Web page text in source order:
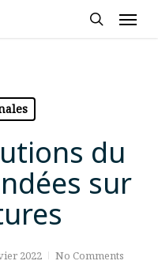
du
sur
2022 No Comments